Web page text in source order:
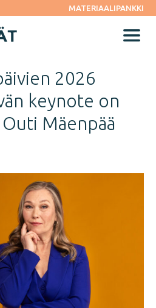
MATERIAALIPANKKI
Menu
2026
keynote on
Mäenpää